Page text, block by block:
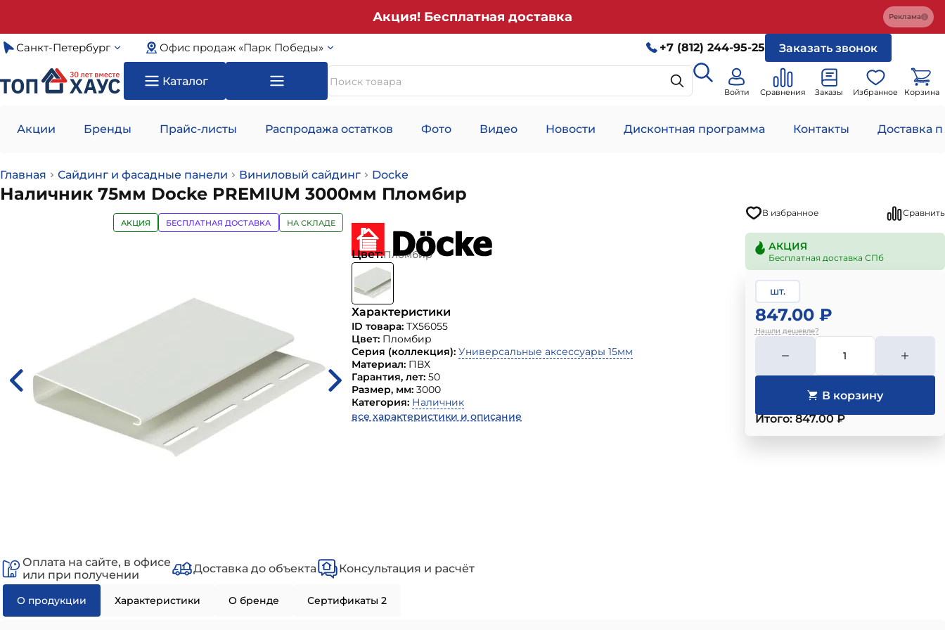
Акция! Бесплатная доставка Реклама
Санкт-Петербург Офис продаж «Парк Победы» +7 (812) 244-95-25 Заказать звонок
Каталог
Войти Сравнения Заказы Избранное Корзина
Акции Бренды Прайс-листы Распродажа остатков Фото Видео Новости Дисконтная программа Контакты Доставка
Главная Сайдинг и фасадные панели Виниловый сайдинг Docke
Наличник 75мм Docke PREMIUM 3000мм Пломбир
В избранное Сравнить
АКЦИЯ БЕСПЛАТНАЯ ДОСТАВКА НА СКЛАДЕ
Цвет:Пломбир
Характеристики
ID товара: ТХ56055
Цвет: Пломбир
Серия (коллекция): Универсальные аксессуары 15мм
Материал: ПВХ
Гарантия, лет: 50
Размер, мм: 3000
Категория: Наличник
все характеристики и описание
АКЦИЯ
Бесплатная доставка СПб
шт.
847.00 ₽
Нашли дешевле?
Итого: 847.00 ₽
Оплата на сайте, в офисе
или при получении
Доставка до объекта Консультация и расчёт
О продукции Характеристики О бренде Сертификаты 2